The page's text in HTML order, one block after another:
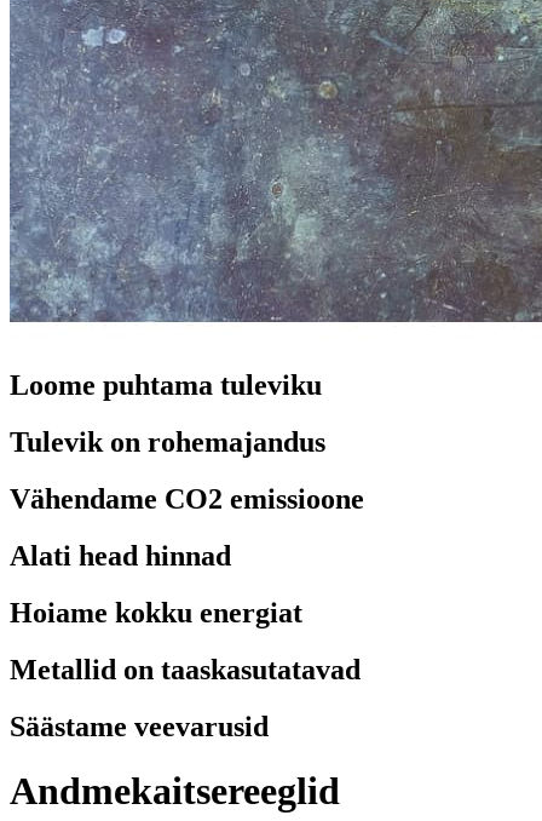
Loome puhtama tuleviku
Tulevik on rohemajandus
Vähendame CO2 emissioone
Alati head hinnad
Hoiame kokku energiat
Metallid on taaskasutatavad
Säästame veevarusid
Andmekaitsereeglid